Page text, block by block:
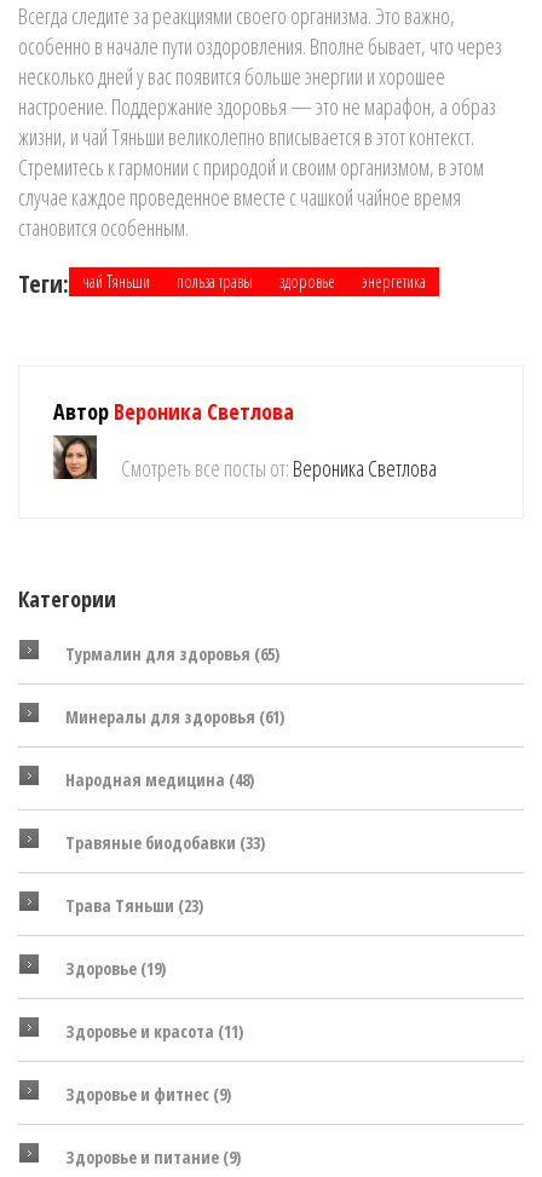
Всегда следите за реакциями своего организма. Это важно,
особенно в начале пути оздоровления. Вполне бывает, что через
несколько дней у вас появится больше энергии и хорошее
настроение. Поддержание здоровья — это не марафон, а образ
жизни, и чай Тяньши великолепно вписывается в этот контекст.
Стремитесь к гармонии с природой и своим организмом, в этом
случае каждое проведенное вместе с чашкой чайное время
становится особенным.
Теги: чай Тяньши польза травы здоровье энергетика
Автор Вероника Светлова
Смотреть все посты от: Вероника Светлова
Категории
Турмалин для здоровья (65)
Минералы для здоровья (61)
Народная медицина (48)
Травяные биодобавки (33)
Трава Тяньши (23)
Здоровье (19)
Здоровье и красота (11)
Здоровье и фитнес (9)
Здоровье и питание (9)